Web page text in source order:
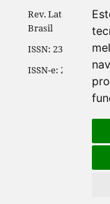
Rev. Lat.-Am.
Brasil
ISSN: 2317-4846
ISSN-e: 2317-6792